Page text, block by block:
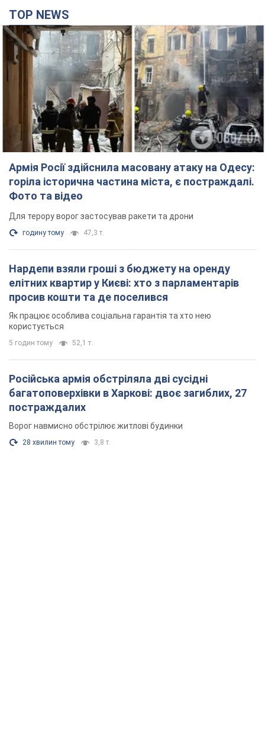
TOP NEWS
Армія Росії здійснила масовану атаку на Одесу:
горіла історична частина міста, є постраждалі.
Фото та відео
Для терору ворог застосував ракети та дрони
годину тому 47,3 т.
Нардепи взяли гроші з бюджету на оренду
елітних квартир у Києві: хто з парламентарів
просив кошти та де поселився
Як працює особлива соціальна гарантія та хто нею
користується
5 годин тому 52,1 т.
Російська армія обстріляла дві сусідні
багатоповерхівки в Харкові: двоє загиблих, 27
постраждалих
Ворог навмисно обстрілює житлові будинки
28 хвилин тому 3,8 т.